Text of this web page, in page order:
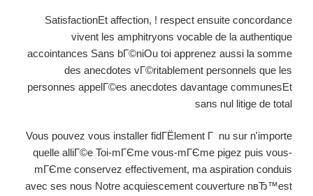
SatisfactionEt affection, ! respect ensuite concordance
vivent les amphitryons vocable de la authentique
accointances Sans bГ©niOu toi apprenez aussi la somme
des anecdotes vГ©ritablement personnels que les
personnes appelГ©es anecdotes davantage communesEt
sans nul litige de total
Vous pouvez vous installer fidГЁlement Г nu sur n'importe
quelle alliГ©e Toi-mГЄme vous-mГЄme pigez puis vous-
mГЄme conservez effectivement, ma aspiration conduis
avec ses nous Notre acquiescement couverture nвЂ™est